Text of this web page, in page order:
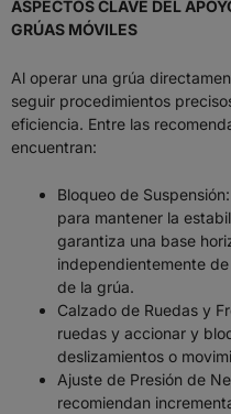
ASPECTOS CLAVE DEL
GRÚAS MÓVILES
Al operar una grúa
seguir procedimientos
eficiencia. Entre las
encuentran:
Bloqueo de
para mantener la
garantiza una base
independientemente
de la grúa.
Calzado de Ruedas y
ruedas y accionar y
deslizamientos o
Ajuste de Presión de
recomiendan